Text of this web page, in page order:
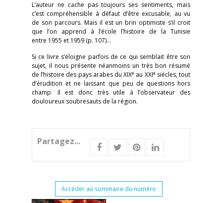
L’auteur ne cache pas toujours ses sentiments, mais
c’est compréhensible à défaut d’être excusable, au vu
de son parcours. Mais il est un brin optimiste s’il croit
que l’on apprend à l’école l’histoire de la Tunisie
entre 1955 et 1959 (p. 107)…
Si ce livre s’éloigne parfois de ce qui semblait être son
sujet, il nous présente néanmoins un très bon résumé
de l’histoire des pays arabes du XIXe au XXIesiècles, tout
d’érudition et ne laissant que peu de questions hors
champ. Il est donc très utile à l’observateur des
douloureux soubresauts de la région.
Partagez...
Accéder au sommaire du numéro